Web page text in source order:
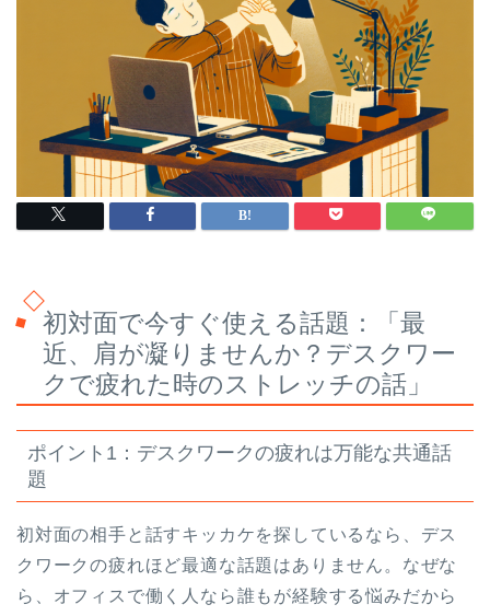
初対面で今すぐ使える話題：「最
近、肩が凝りませんか？デスクワー
クで疲れた時のストレッチの話」
ポイント1：デスクワークの疲れは万能な共通話
題
初対面の相手と話すキッカケを探しているなら、デス
クワークの疲れほど最適な話題はありません。なぜな
ら、オフィスで働く人なら誰もが経験する悩みだから